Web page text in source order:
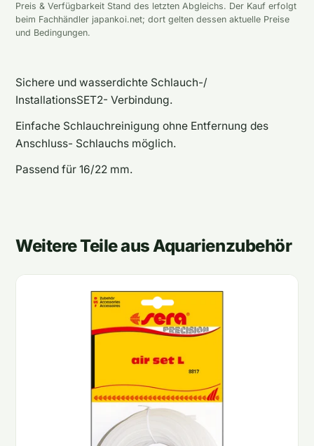
Preis & Verfügbarkeit Stand des letzten Abgleichs. Der Kauf erfolgt
beim Fachhändler japankoi.net; dort gelten dessen aktuelle Preise
und Bedingungen.
Sichere und wasserdichte Schlauch-/
InstallationsSET2- Verbindung.
Einfache Schlauchreinigung ohne Entfernung des
Anschluss- Schlauchs möglich.
Passend für 16/22 mm.
Weitere Teile aus Aquarienzubehör